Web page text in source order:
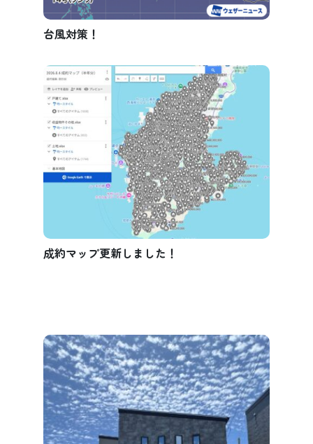
台風対策！
成約マップ更新しました！